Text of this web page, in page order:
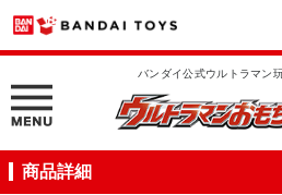
バンダイ公式ウルトラマン
商品詳細